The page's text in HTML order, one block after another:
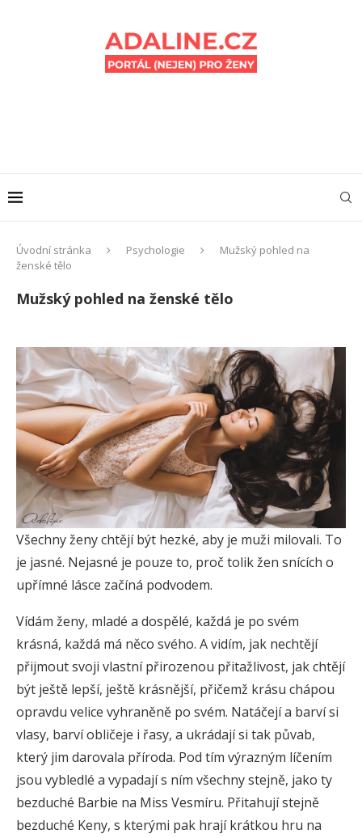
Úvodní stránka Psychologie
Mužský pohled na
ženské tělo
Mužský pohled na ženské tělo
Všechny ženy chtějí být hezké, aby je muži milovali. To
je jasné. Nejasné je pouze to, proč tolik žen snících o
upřímné lásce začíná podvodem.
Vídám ženy, mladé a dospělé, každá je po svém
krásná, každá má něco svého. A vidím, jak nechtějí
přijmout svoji vlastní přirozenou přitažlivost, jak chtějí
být ještě lepší, ještě krásnější, přičemž krásu chápou
opravdu velice vyhraněně po svém. Natáčejí a barví si
vlasy, barví obličeje i řasy, a ukrádají si tak půvab,
který jim darovala příroda. Pod tím výrazným líčením
jsou vybledlé a vypadají s ním všechny stejně, jako ty
bezduché Barbie na Miss Vesmíru. Přitahují stejně
bezduché Keny, s kterými pak hrají krátkou hru na